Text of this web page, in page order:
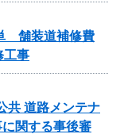
舗装道補修費
工事
共 道路メンテナ
関する事後審